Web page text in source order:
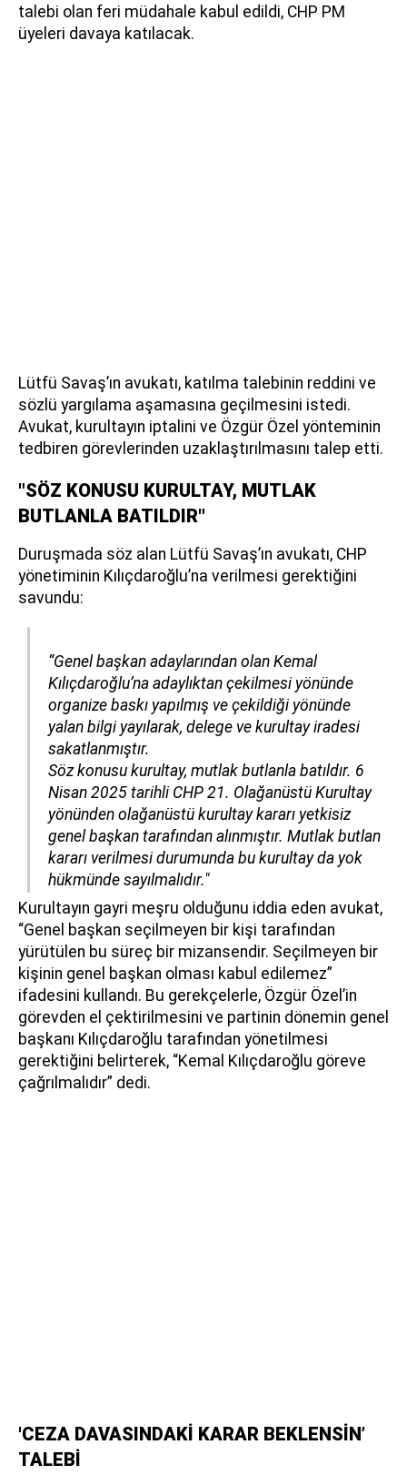
talebi olan feri müdahale kabul edildi, CHP PM
üyeleri davaya katılacak.
Lütfü Savaş’ın avukatı, katılma talebinin reddini ve
sözlü yargılama aşamasına geçilmesini istedi.
Avukat, kurultayın iptalini ve Özgür Özel yönteminin
tedbiren görevlerinden uzaklaştırılmasını talep etti.
"SÖZ KONUSU KURULTAY, MUTLAK
BUTLANLA BATILDIR"
Duruşmada söz alan Lütfü Savaş’ın avukatı, CHP
yönetiminin Kılıçdaroğlu’na verilmesi gerektiğini
savundu:
“Genel başkan adaylarından olan Kemal
Kılıçdaroğlu’na adaylıktan çekilmesi yönünde
organize baskı yapılmış ve çekildiği yönünde
yalan bilgi yayılarak, delege ve kurultay iradesi
sakatlanmıştır.
Söz konusu kurultay, mutlak butlanla batıldır. 6
Nisan 2025 tarihli CHP 21. Olağanüstü Kurultay
yönünden olağanüstü kurultay kararı yetkisiz
genel başkan tarafından alınmıştır. Mutlak butlan
kararı verilmesi durumunda bu kurultay da yok
hükmünde sayılmalıdır."
Kurultayın gayri meşru olduğunu iddia eden avukat,
“Genel başkan seçilmeyen bir kişi tarafından
yürütülen bu süreç bir mizansendir. Seçilmeyen bir
kişinin genel başkan olması kabul edilemez”
ifadesini kullandı. Bu gerekçelerle, Özgür Özel’in
görevden el çektirilmesini ve partinin dönemin genel
başkanı Kılıçdaroğlu tarafından yönetilmesi
gerektiğini belirterek, “Kemal Kılıçdaroğlu göreve
çağrılmalıdır” dedi.
'CEZA DAVASINDAKİ KARAR BEKLENSİN’
TALEBİ